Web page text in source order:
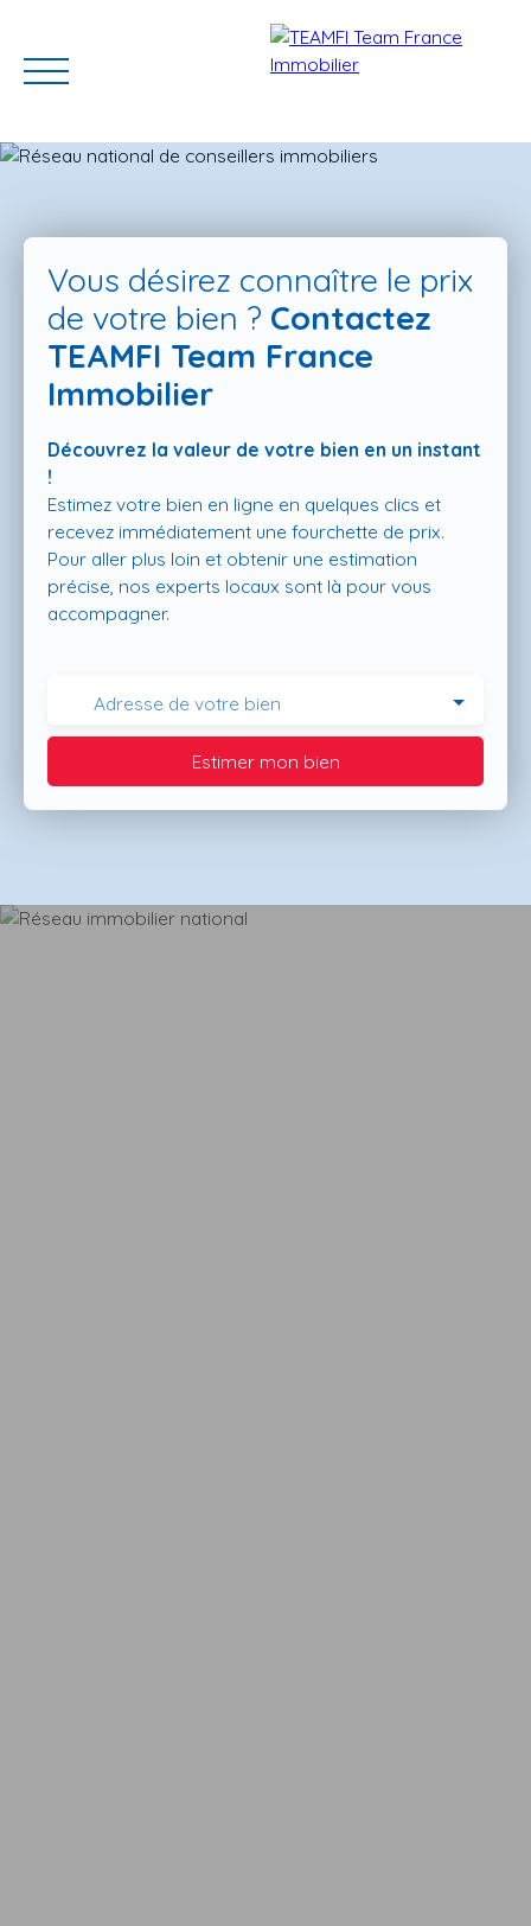
ACCUEIL ACHETER GERER VOTRE BIEN
Vous désirez connaître le prix
de votre bien ? Contactez
TEAMFI Team France
Immobilier
Découvrez la valeur de votre bien en un instant
!
Estimez votre bien en ligne en quelques clics et
recevez immédiatement une fourchette de prix.
Pour aller plus loin et obtenir une estimation
précise, nos experts locaux sont là pour vous
accompagner.
Adresse de votre bien
Estimer mon bien